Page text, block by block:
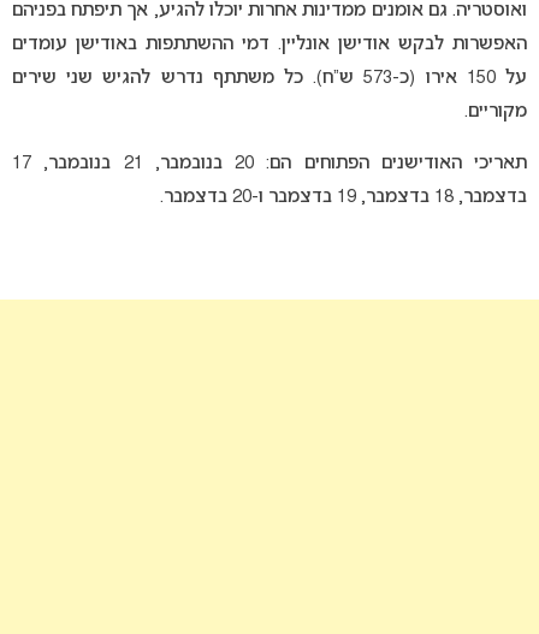
ואוסטריה. גם אומנים ממדינות אחרות יוכלו להגיע, אך תיפתח בפניהם
האפשרות לבקש אודישן אונליין. דמי ההשתתפות באודישן עומדים
על 150 אירו (כ-573 ש”ח). כל משתתף נדרש להגיש שני שירים
מקוריים.
תאריכי האודישנים הפתוחים הם: 20 בנובמבר, 21 בנובמבר, 17
בדצמבר, 18 בדצמבר, 19 בדצמבר ו-20 בדצמבר.